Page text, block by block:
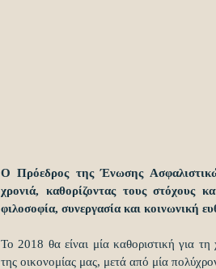
Ο Πρόεδρος της Ένωσης
χρονιά, καθορίζοντας τους στόχους
φιλοσοφία, συνεργασία και κοινωνική
Το 2018 θα είναι μία καθοριστική για
της οικονομίας μας, μετά από μία